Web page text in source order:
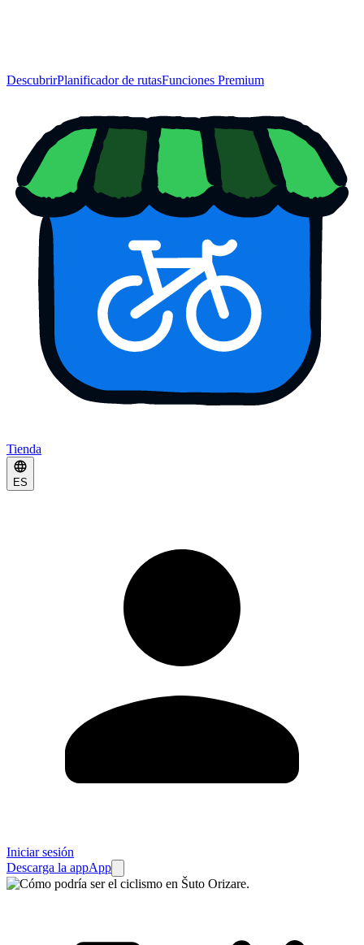
DescubrirPlanificador de rutasFunciones Premium
Tienda
ES
Iniciar sesión
Descarga la appApp